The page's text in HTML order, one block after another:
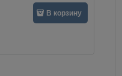
В корзину